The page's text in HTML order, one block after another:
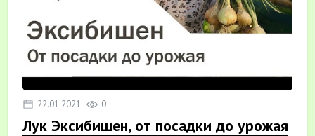
22.01.2021 0
Лук Эксибишен, от посадки до урожая